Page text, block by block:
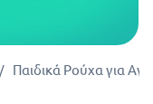
Παιδικά Ρούχα για